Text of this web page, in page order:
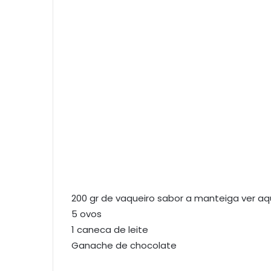
200 gr de vaqueiro sabor a manteiga ver
5 ovos
1 caneca de leite
Ganache de chocolate